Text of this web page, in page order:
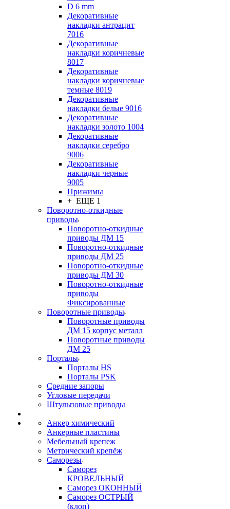
D 6 mm
Декоративные
накладки антрацит
7016
Декоративные
накладки коричневые
8017
Декоративные
накладки коричневые
темные 8019
Декоративные
накладки белые 9016
Декоративные
накладки золото 1004
Декоративные
накладки серебро
9006
Декоративные
накладки черные
9005
Прижимы
+ ЕЩЕ 1
Поворотно-откидные
приводы
Поворотно-откидные
приводы ДМ 15
Поворотно-откидные
приводы ДМ 25
Поворотно-откидные
приводы ДМ 30
Поворотно-откидные
приводы
Фиксированные
Поворотные приводы
Поворотные приводы
ДМ 15 корпус металл
Поворотные приводы
ДМ 25
Порталы
Порталы HS
Порталы PSK
Средние запоры
Угловые передачи
Штульповые приводы
Анкер химический
Анкерные пластины
Мебельный крепеж
Метрический крепёж
Саморезы
Саморез
КРОВЕЛЬНЫЙ
Саморез ОКОННЫЙ
Саморез ОСТРЫЙ
(клоп)